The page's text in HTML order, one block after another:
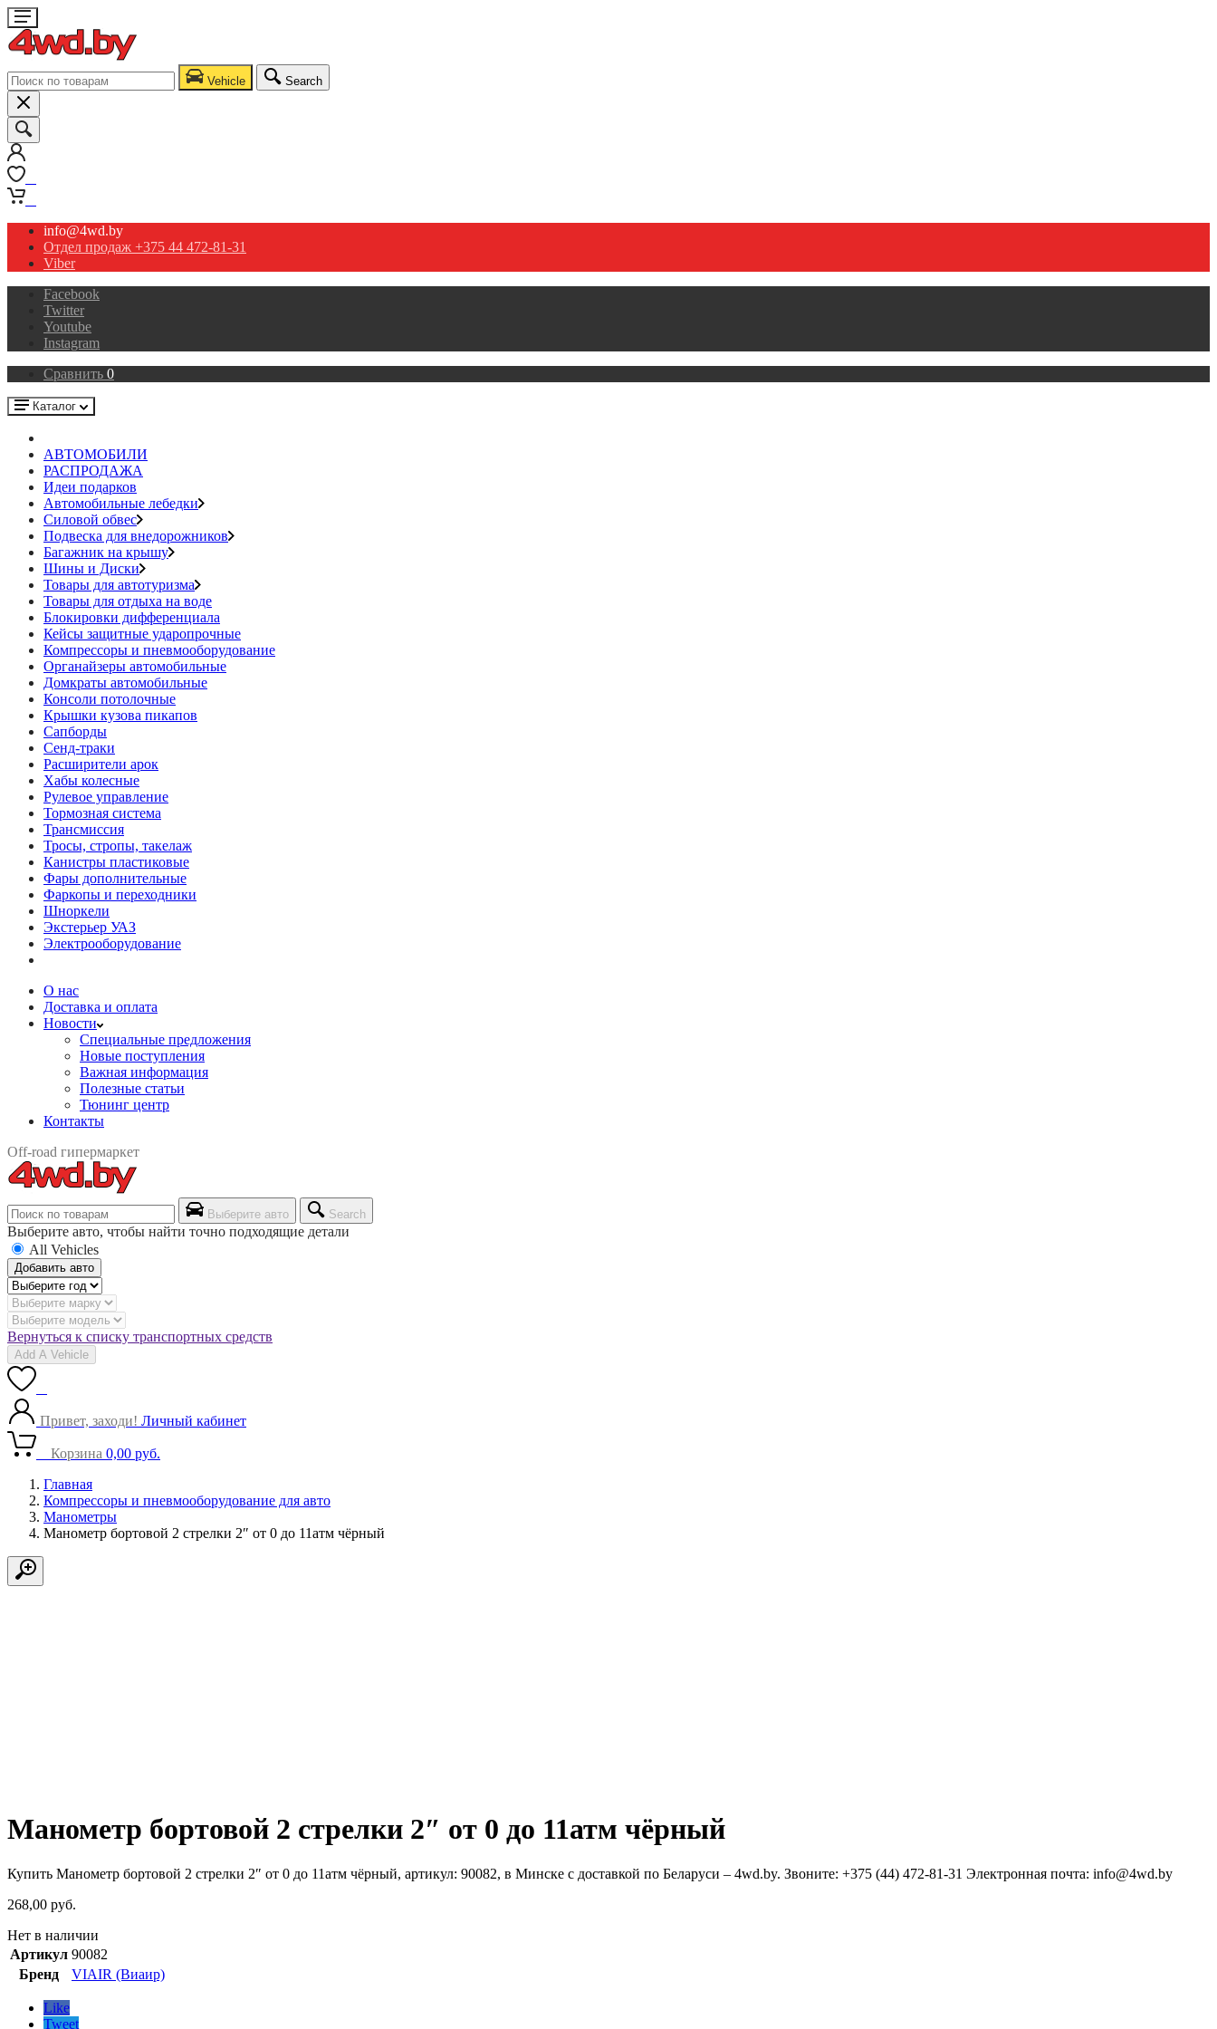
Vehicle Search
info@4wd.by
Отдел продаж +375 44 472-81-31
Viber
Facebook
Twitter
Youtube
Instagram
Сравнить 0
Каталог
АВТОМОБИЛИ
РАСПРОДАЖА
Идеи подарков
Автомобильные лебедки
Силовой обвес
Подвеска для внедорожников
Багажник на крышу
Шины и Диски
Товары для автотуризма
Товары для отдыха на воде
Блокировки дифференциала
Кейсы защитные ударопрочные
Компрессоры и пневмооборудование
Органайзеры автомобильные
Домкраты автомобильные
Консоли потолочные
Крышки кузова пикапов
Сапборды
Сенд-траки
Расширители арок
Хабы колесные
Рулевое управление
Тормозная система
Трансмиссия
Тросы, стропы, такелаж
Канистры пластиковые
Фары дополнительные
Фаркопы и переходники
Шноркели
Экстерьер УАЗ
Электрооборудование
О нас
Доставка и оплата
Новости
Специальные предложения
Новые поступления
Важная информация
Полезные статьи
Тюнинг центр
Контакты
Off-road гипермаркет
Выберите авто Search
Выберите авто, чтобы найти точно подходящие детали
All Vehicles
Добавить авто
Вернуться к списку транспортных средств
Add A Vehicle
Привет, заходи! Личный кабинет
Корзина 0,00 руб.
Главная
Компрессоры и пневмооборудование для авто
Манометры
Манометр бортовой 2 стрелки 2″ от 0 до 11атм чёрный
Манометр бортовой 2 стрелки 2″ от 0 до 11атм чёрный
Купить Манометр бортовой 2 стрелки 2″ от 0 до 11атм чёрный, артикул: 90082, в Минске с доставкой по Беларуси – 4wd.by. Звоните: +375 (44) 472-81-31 Электронная почта: info@4wd.by
268,00 руб.
Нет в наличии
Артикул 90082
Бренд
VIAIR (Виаир)
Like
Tweet